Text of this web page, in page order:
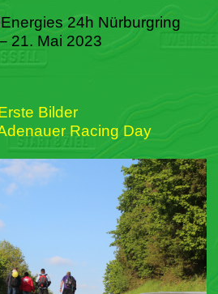
24h Nürburgring
21. Mai 2023
Bilder
Racing Day